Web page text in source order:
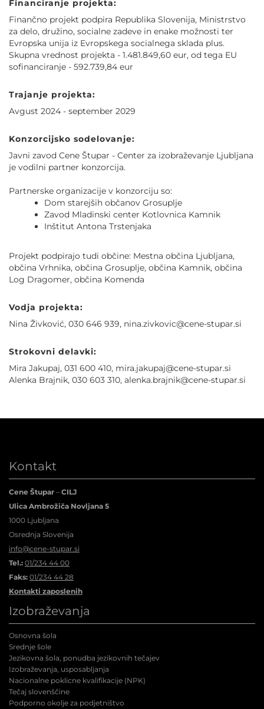
Financiranje projekta:
Finančno projekt podpira Republika Slovenija, Ministrstvo
za delo, družino, socialne zadeve in enake možnosti ter
Evropska unija iz Evropskega socialnega sklada plus.
Skupna vrednost projekta - 1.481.849,60 eur, od tega EU
sofinanciranje - 592.739,84 eur
Trajanje projekta:
Avgust 2024 - september 2029
Konzorcijsko sodelovanje:
Javni zavod Cene Štupar - Center za izobraževanje Ljubljana
je vodilni partner konzorcija.
Partnerske organizacije v konzorciju so:
Dom starejših občanov Grosuplje
Zavod Mladinski center Kotlovnica Kamnik
Inštitut Antona Trstenjaka
Projekt podpirajo tudi občine: Mestna občina Ljubljana,
občina Vrhnika, občina Grosuplje, občina Kamnik, občina
Log Dragomer, občina Komenda
Vodja projekta:
Nina Živković, 030 646 939, nina.zivkovic@cene-stupar.si
Strokovni delavki:
Mira Jakupaj, 031 600 410, mira.jakupaj@cene-stupar.si
Alenka Brajnik, 030 603 310, alenka.brajnik@cene-stupar.si
Kontakt
Cene Štupar – CILJ
Ulica Ambrožiča Novljana 5
1000 Ljubljana
Osrednja Slovenija
info@cene-stupar.si
Tel.: 01/234 44 00
Faks: 01/234 44 28
Kontakti zaposlenih
Izobraževanja
Osnovna šola
Srednje šole
Jezikovna šola, ponudba jezikovnih tečajev
Izobraževanja, usposabljanja
Nacionalne poklicne kvalifikacije (NPK)
Tečaj slovenščine
Podporno okolje za podjetništvo